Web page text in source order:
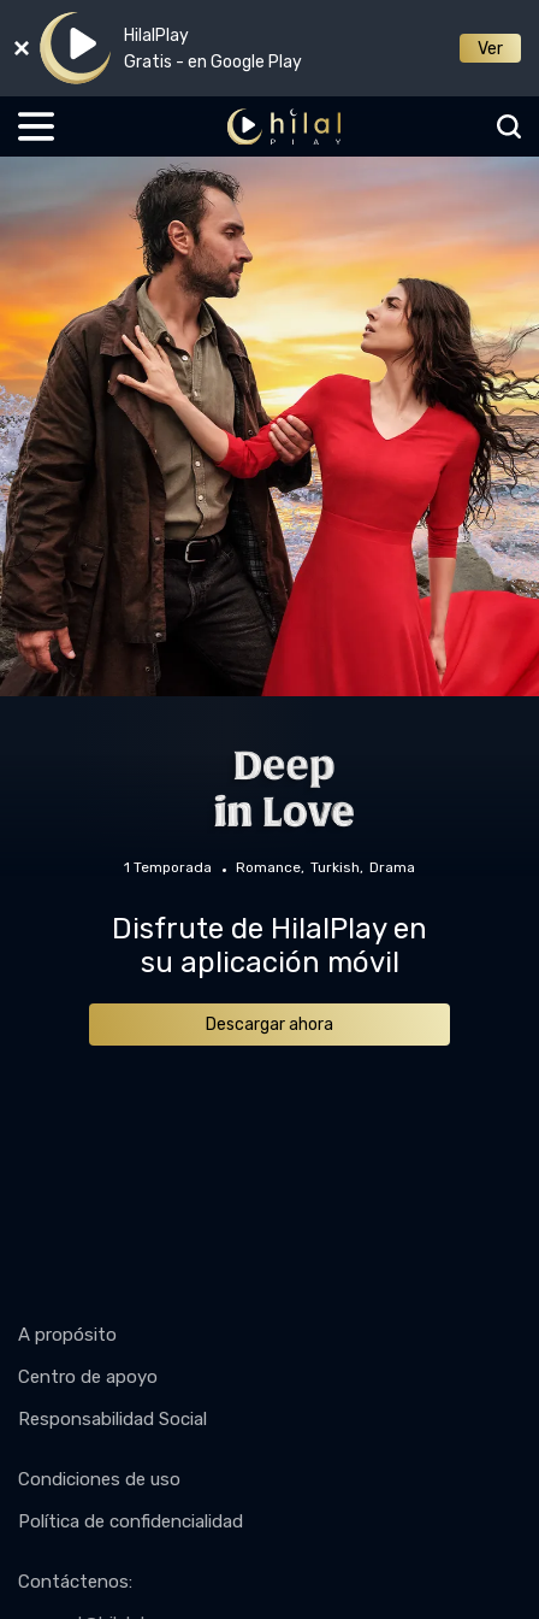
HilalPlay
Gratis - en Google Play
Ver
1 Temporada Romance Turkish Drama
Disfrute de HilalPlay en
su aplicación móvil
Descargar ahora
A propósito
Centro de apoyo
Responsabilidad Social
Condiciones de uso
Política de confidencialidad
Contáctenos: